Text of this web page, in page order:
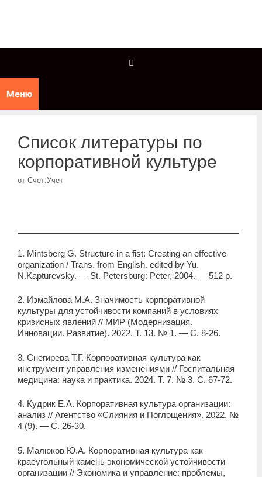
Меню
Список литературы по
корпоративной культуре
от Счет:Учет
1. Mintsberg G. Structure in a fist: Creating an effective
organization / Trans. from English. edited by Yu.
N.Kapturevsky. — St. Petersburg: Peter, 2004. — 512 p.
2. Измайлова М.А. Значимость корпоративной
культуры для устойчивости компаний в условиях
кризисных явлений // МИР (Модернизация.
Инновации. Развитие). 2022. Т. 13. № 1. — С. 8-26.
3. Снегирева Т.Г. Корпоративная культура как
инструмент управления изменениями // Госпитальная
медицина: наука и практика. 2024. Т. 7. № 3. С. 67-72.
4. Кудрик Е.А. Корпоративная культура организации:
анализ // Агентство «Слияния и Поглощения». 2022. №
4 (9). — С. 26-30.
5. Малюков Ю.А. Корпоративная культура как
краеугольный камень экономической устойчивости
организации // Экономика и управление: проблемы,